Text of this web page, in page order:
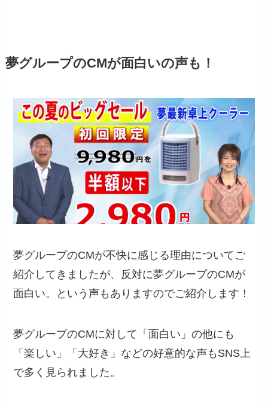
夢グループのCMが面白いの声も！
夢グループのCMが不快に感じる理由についてご
紹介してきましたが、反対に夢グループのCMが
面白い。という声もありますのでご紹介します！
夢グループのCMに対して「面白い」の他にも
「楽しい」「大好き」などの好意的な声もSNS上
で多く見られました。